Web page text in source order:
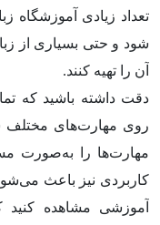
تعداد زیادی آموزشگاه
شود و حتی بسیاری از
آن را تهیه کنند.
دقت داشته باشید که
روی مهارت‌های مختلف
مهارت‌ها را به‌صورت
کاربردی نیز باعث
آموزشی مشاهده کنید